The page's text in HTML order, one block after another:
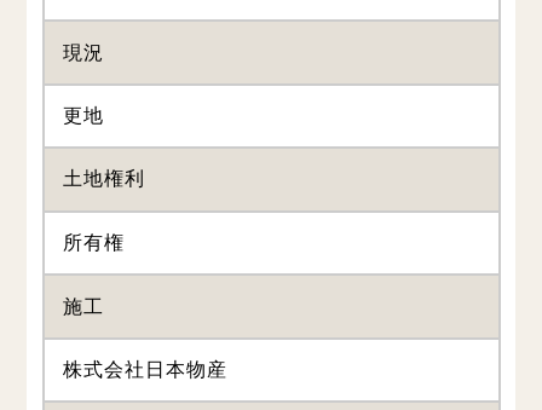
現況
更地
土地権利
所有権
施工
株式会社日本物産